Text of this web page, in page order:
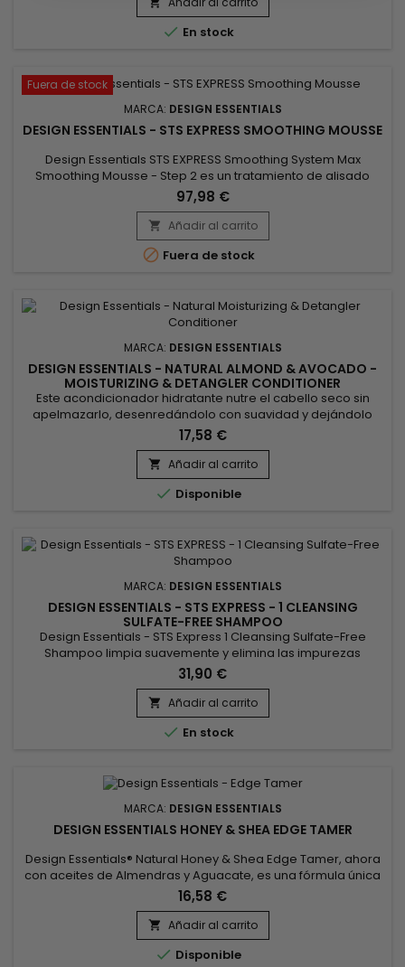
fortalecer la estructura interna del cabello, reduciendo la
rotura y las...
 En stock
Fuera de stock
MARCA: DESIGN ESSENTIALS
DESIGN ESSENTIALS - STS EXPRESS SMOOTHING MOUSSE
Design Essentials STS EXPRESS Smoothing System Max
Smoothing Mousse - Step 2 es un tratamiento de alisado
térmico con aminoácidos diseñado para suavizar y suavizar
temporalmente el cabello rizado, rizado, con múltiples
texturas o en transición hasta 12 semanas. El cabello de Step
Express Smoothing System. Ventajas Fortalece el cabello
desde la raíz...
97,98 €
 Añadir al carrito
 Fuera de stock
MARCA: DESIGN ESSENTIALS
DESIGN ESSENTIALS - NATURAL ALMOND & AVOCADO -
MOISTURIZING & DETANGLER CONDITIONER
Este acondicionador hidratante nutre el cabello seco sin
apelmazarlo, desenredándolo con suavidad y dejándolo
brillante, suave y radiante. El cabello se transforma al
instante: más suave, flexible y brillante hasta las puntas. Sin
parabenos, parafinas, petróleo ni aceites minerales, Design
Essentials - Acondicionador Cabello Natural Almendra y
Aguacate...
17,58 €
 Añadir al carrito
 Disponible
MARCA: DESIGN ESSENTIALS
DESIGN ESSENTIALS - STS EXPRESS - 1 CLEANSING
SULFATE-FREE SHAMPOO
Design Essentials - STS Express 1 Cleansing Sulfate-Free
Shampoo limpia suavemente y elimina las impurezas
contenidas en el cabello y el cuero cabelludo.&nbsp; ¡Es
adecuado para todo tipo de cabello y texturas! Protege el
cabello teñido, natural y de textura fina.&nbsp; 473ml
31,90 €
 Añadir al carrito
 En stock
MARCA: DESIGN ESSENTIALS
DESIGN ESSENTIALS HONEY & SHEA EDGE TAMER
Design Essentials® Natural Honey & Shea Edge Tamer, ahora
con aceites de Almendras y Aguacate, es una fórmula única
no grasa con ingredientes humectantes de Miel y manteca
de Karité para brindar un brillo fabuloso sin residuos
acumulados.&nbsp; Nuestro Honey & Shea Edge Tamer
ofrece una fijación firme y duradera, fija de forma segura la
línea...
16,58 €
 Añadir al carrito
 Disponible